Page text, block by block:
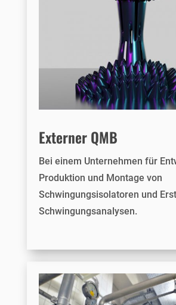
Externer QMB
Bei einem Unternehmen für
Produktion und Montage von
Schwingungsisolatoren und
Schwingungsanalysen.